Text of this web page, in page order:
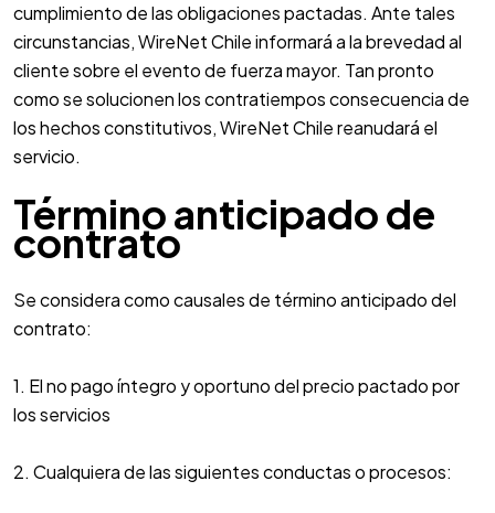
cumplimiento de las obligaciones pactadas. Ante tales
circunstancias, WireNet Chile informará a la brevedad al
cliente sobre el evento de fuerza mayor. Tan pronto
como se solucionen los contratiempos consecuencia de
los hechos constitutivos, WireNet Chile reanudará el
servicio.
Término anticipado de
contrato
Se considera como causales de término anticipado del
contrato:
1. El no pago íntegro y oportuno del precio pactado por
los servicios
2. Cualquiera de las siguientes conductas o procesos: